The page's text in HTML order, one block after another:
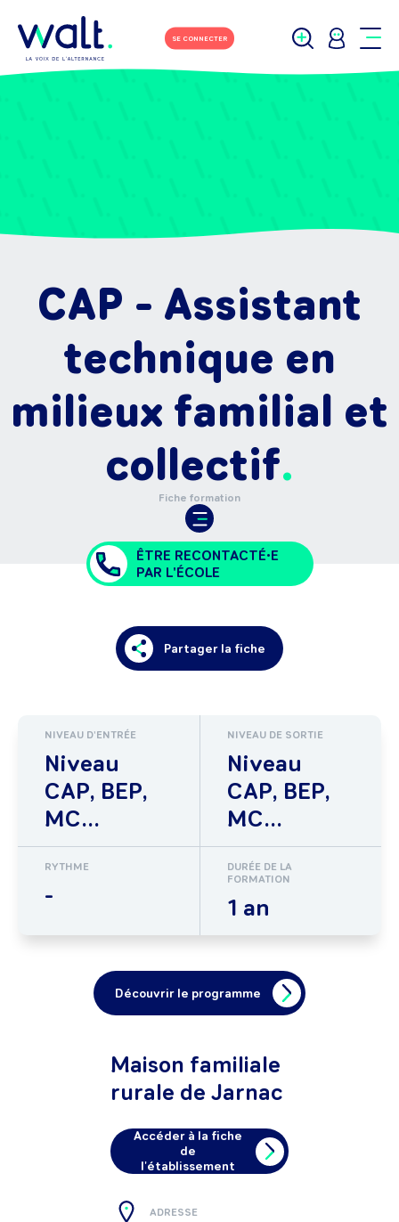
SE CONNECTER
CAP - Assistant
technique en
milieux familial et
collectif
Fiche formation
ÊTRE RECONTACTÉ•E
PAR L'ÉCOLE
Partager la fiche
NIVEAU D'ENTRÉE
Niveau
CAP, BEP,
MC...
NIVEAU DE SORTIE
Niveau
CAP, BEP,
MC...
RYTHME
-
DURÉE DE LA
FORMATION
1 an
Découvrir le programme
Maison familiale
rurale de Jarnac
Accéder à la fiche
de
l'établissement
ADRESSE